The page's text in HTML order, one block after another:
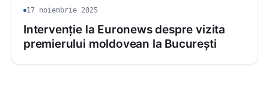
17 noiembrie 2025
Intervenție la Euronews despre vizita
premierului moldovean la București